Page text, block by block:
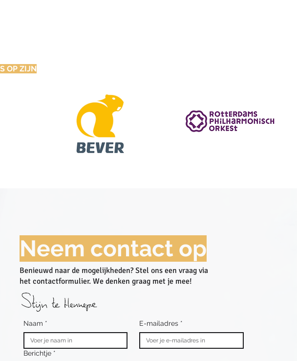
OP ZIJN
Neem contact op
Benieuwd naar de mogelijkheden? Stel ons een vraag via
het contactformulier. We denken graag met je mee!​
Naam * E-mailadres *
Berichtje *